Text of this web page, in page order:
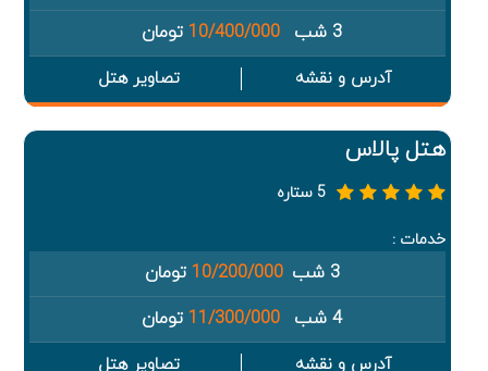
3 شب
10/400/000 تومان
آدرس و نقشه تصاویر هتل
هتل پالاس
5 ستاره
خدمات :
3 شب 10/200/000 تومان
4 شب
11/300/000 تومان
آدرس و نقشه تصاویر هتل